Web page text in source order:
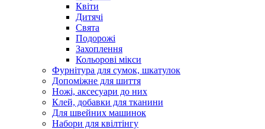
Квіти
Дитячі
Свята
Подорожі
Захоплення
Кольорові мікси
Фурнітура для сумок, шкатулок
Допоміжне для шиття
Ножі, аксесуари до них
Клей, добавки для тканини
Для швейних машинок
Набори для квілтінгу